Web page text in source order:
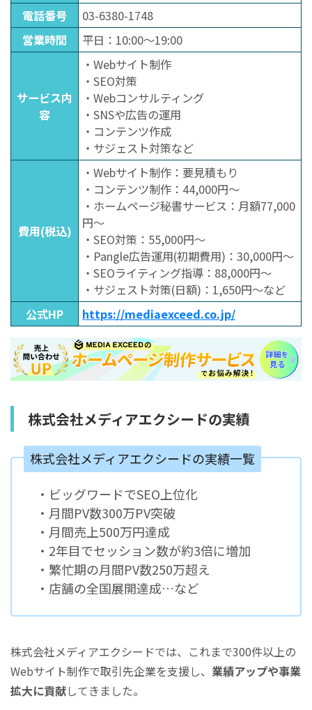
電話番号
03-6380-1748
営業時間
平日：10:00～19:00
サービス内
容
・Webサイト制作
・SEO対策
・Webコンサルティング
・SNSや広告の運用
・コンテンツ作成
・サジェスト対策など
費用(税込)
・Webサイト制作：要見積もり
・コンテンツ制作：44,000円～
・ホームページ秘書サービス：月額77,000
円～
・SEO対策：55,000円～
・Pangle広告運用(初期費用)：30,000円～
・SEOライティング指導：88,000円～
・サジェスト対策(日額)：1,650円～など
公式HP
https://mediaexceed.co.jp/
株式会社メディアエクシードの実績
株式会社メディアエクシードの実績一覧
・ビッグワードでSEO上位化
・月間PV数300万PV突破
・月間売上500万円達成
・2年目でセッション数が約3倍に増加
・繁忙期の月間PV数250万超え
・店舗の全国展開達成…など
株式会社メディアエクシードでは、これまで300件以上の
Webサイト制作で取引先企業を支援し、 業績アップや事業
拡大に貢献してきました。